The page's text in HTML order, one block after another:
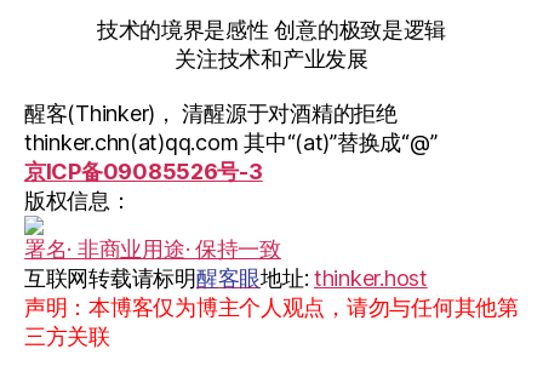
技术的境界是感性 创意的极致是逻辑
关注技术和产业发展
醒客(Thinker)， 清醒源于对酒精的拒绝
thinker.chn(at)qq.com 其中“(at)”替换成“@”
京ICP备09085526号-3
版权信息：
署名· 非商业用途· 保持一致
互联网转载请标明醒客眼地址: thinker.host
声明：本博客仅为博主个人观点，请勿与任何其他第
三方关联